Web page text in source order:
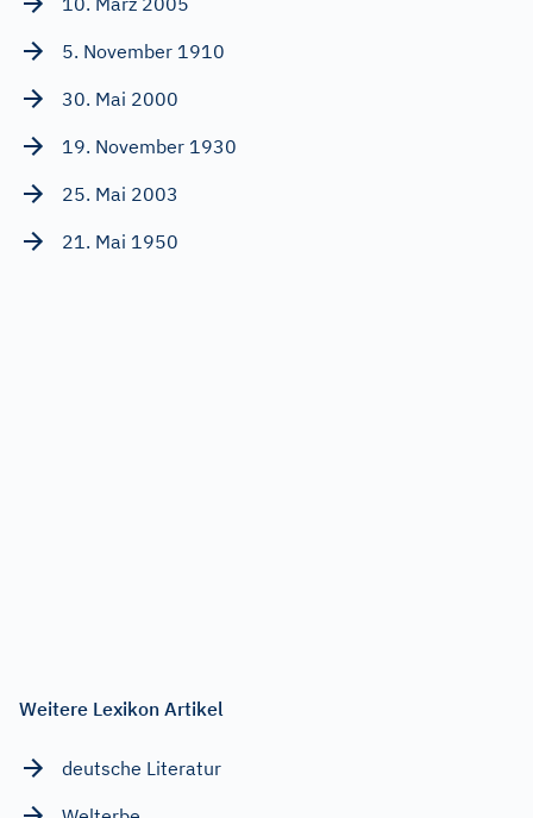
5. November 1910
30. Mai 2000
19. November 1930
25. Mai 2003
21. Mai 1950
Weitere Lexikon Artikel
deutsche Literatur